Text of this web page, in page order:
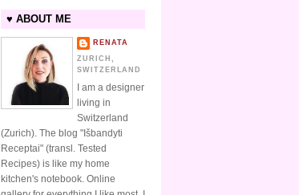
♥ ABOUT ME
RENATA
ZURICH,
SWITZERLAND
I am a designer
living in
Switzerland
(Zurich). The blog "Išbandyti
Receptai" (transl. Tested
Recipes) is like my home
kitchen's notebook. Online